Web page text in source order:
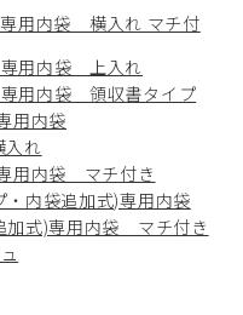
用内袋 横入れ マチ付
用内袋 上入れ
用内袋 領収書タイプ
用内袋
れ
用内袋 マチ付き
・内袋追加式)専用内袋
加式)専用内袋 マチ付き